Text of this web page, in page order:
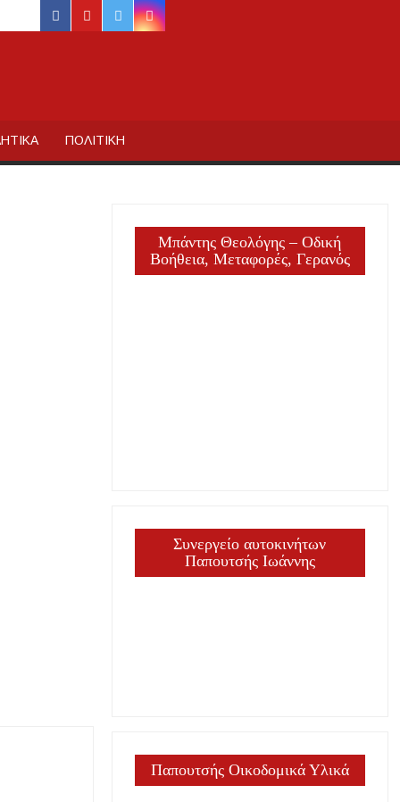
facebook
youtubetwitterinstagram
ΠΟΛΙΤΙΚΗ
Μπάντης Θεολόγης – Οδική
Βοήθεια, Μεταφορές, Γερανός
Συνεργείο αυτοκινήτων
Παπουτσής Ιωάννης
Παπουτσής Οικοδομικά Υλικά